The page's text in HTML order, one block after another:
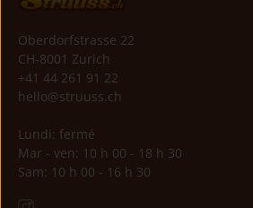
Oberdorfstrasse 22
CH-8001 Zurich
+41 44 261 91 22
hello@struuss.ch
Lundi: fermé
Mar - ven: 10 h 00 - 18 h 30
Sam: 10 h 00 - 16 h 30